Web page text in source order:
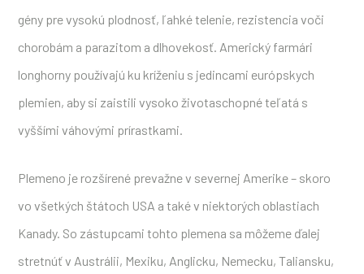
gény pre vysokú plodnosť, ľahké telenie, rezistencia voči
chorobám a parazitom a dlhovekosť. Americký farmári
longhorny používajú ku kríženiu s jedincami európskych
plemien, aby si zaistili vysoko životaschopné teľatá s
vyššími váhovými prírastkami.
Plemeno je rozšírené prevažne v severnej Amerike – skoro
vo všetkých štátoch USA a také v niektorých oblastiach
Kanady. So zástupcami tohto plemena sa môžeme ďalej
stretnúť v Austrálii, Mexiku, Anglicku, Nemecku, Taliansku,